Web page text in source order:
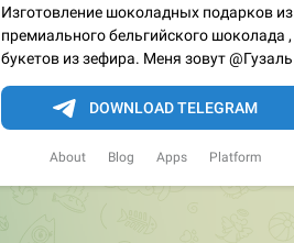
Изготовление шоколадных подарков из
премиального бельгийского шоколада ,
букетов из зефира. Меня зовут @Гузаль
DOWNLOAD TELEGRAM
About Blog Apps Platform